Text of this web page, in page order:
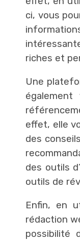
ci, vous
riches et
Une
effet, elle
des
des outils
outils de
Enfin, en
rédaction
possibilité